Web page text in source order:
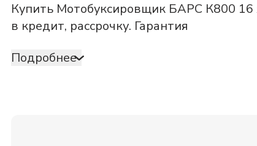
Купить Мотобуксировщик БАРС К800 16
в кредит, рассрочку. Гарантия
Подробнее